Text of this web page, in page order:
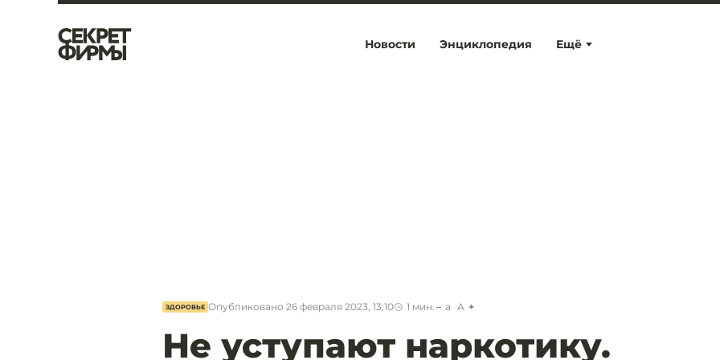
Ещё
Новости Энциклопедия
ЗДОРОВЬЕ Опубликовано 26 февраля 2023, 13:10 1 мин. a A
Не уступают наркотику.